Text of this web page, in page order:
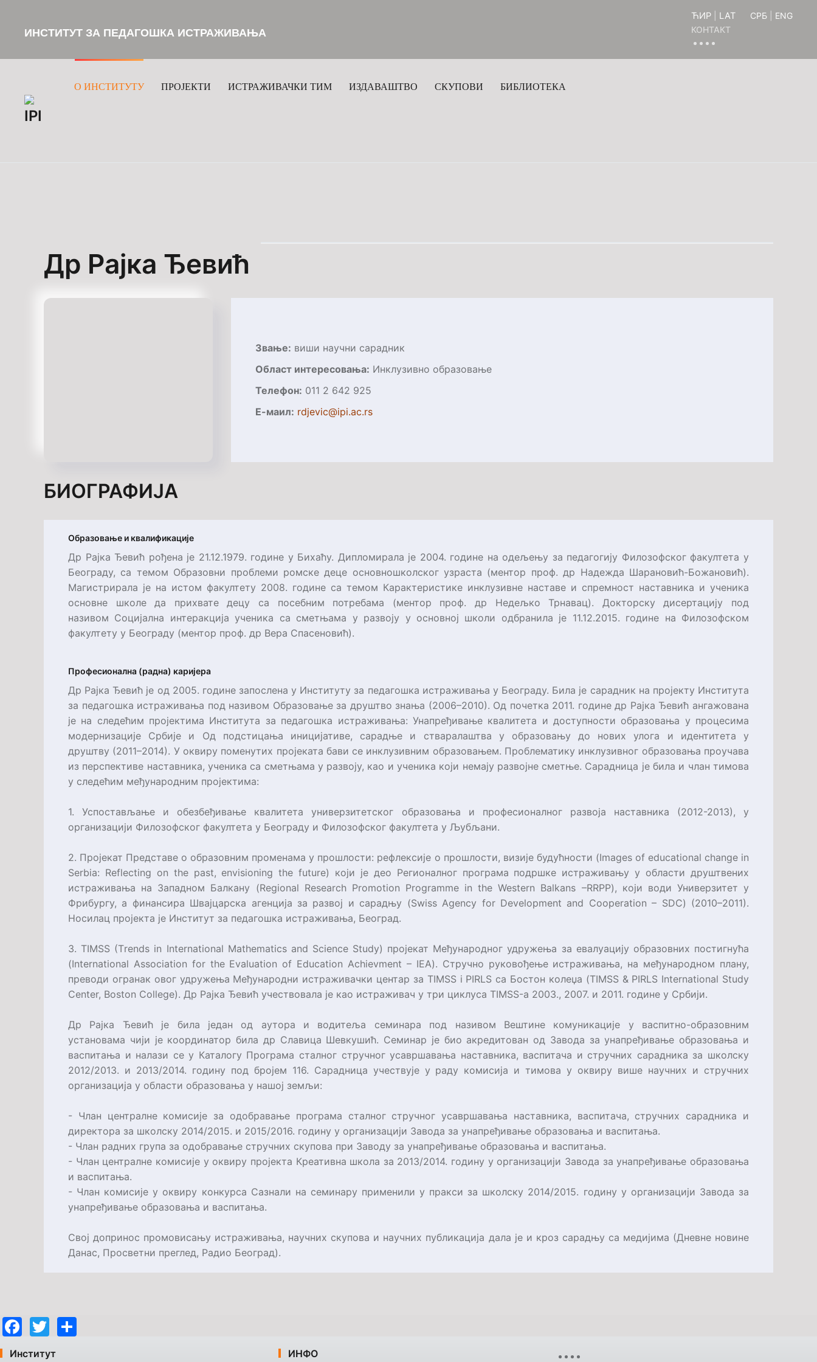
Skip to main content
ИНСТИТУТ ЗА ПЕДАГОШКА ИСТРАЖИВАЊА
ЋИР LAT СРБ
ENG
КОНТАКТ
О ИНСТИТУТУ ПРОЈЕКТИ ИСТРАЖИВАЧКИ ТИМ ИЗДАВАШТВО СКУПОВИ БИБЛИОТЕКА
Др Рајка Ђевић
Звање: виши научни сарадник
Oбласт интересовања: Инклузивно образовање
Телефон: 011 2 642 925
Е-маил: rdjevic@ipi.ac.rs
БИОГРАФИЈА
Образовање и квалификације
Др Рајка Ђевић рођена је 21.12.1979. године у Бихаћу. Дипломирала је 2004. године на одељењу за педагогију Филозофског факултета у
Београду, са темом Образовни проблеми ромске деце основношколског узраста (ментор проф. др Надежда Шарановић-Божановић).
Магистрирала је на истом факултету 2008. године са темом Карактеристике инклузивне наставе и спремност наставника и ученика
основне школе да прихвате децу са посебним потребама (ментор проф. др Недељко Трнавац). Докторску дисертацију под
називом Социјална интеракција ученика са сметњама у развоју у основној школи одбранила је 11.12.2015. године на Филозофском
факултету у Београду (ментор проф. др Вера Спасеновић).
Професионална (радна) каријера
Др Рајка Ђевић је од 2005. године запослена у Институту за педагошка истраживања у Београду. Била је сарадник на пројекту Института
за педагошка истраживања под називом Образовање за друштво знања (2006–2010). Од почетка 2011. године др Рајка Ђевић ангажована
је на следећим пројектима Института за педагошка истраживања: Унапређивање квалитета и доступности образовања у процесима
модернизације Србије и Од подстицања иницијативе, сарадње и стваралаштва у образовању до нових улога и идентитета у
друштву (2011–2014). У оквиру поменутих пројеката бави се инклузивним образовањем. Проблематику инклузивног образовања проучава
из перспективе наставника, ученика са сметњама у развоју, као и ученика који немају развојне сметње. Сарадница је била и члан тимова
у следећим међународним пројектима:
1. Успостављање и обезбеђивање квалитета универзитетског образовања и професионалног развоја наставника (2012-2013), у
организацији Филозофског факултета у Београду и Филозофског факултета у Љубљани.
2. Пројекат Представе о образовним променама у прошлости: рефлексије о прошлости, визије будућности (Images of educational change in
Serbia: Reflecting on the past, envisioning the future) који је део Регионалног програма подршке истраживању у области друштвених
истраживања на Западном Балкану (Regional Research Promotion Programme in the Western Balkans –RRPP), који води Универзитет у
Фрибургу, а финансира Швајцарска агенција за развој и сарадњу (Swiss Agency for Development and Cooperation – SDC) (2010–2011).
Носилац пројекта је Институт за педагошка истраживања, Београд.
3. TIMSS (Тrends in International Mathematics and Science Study) пројекат Међународног удружења за евалуацију образовних постигнућа
(International Association for the Evaluation of Education Achievment – IEA). Стручно руковођење истраживања, на међународном плану,
преводи огранак овог удружења Међународни истраживачки центар за TIMSS i PIRLS са Бостон колеџа (TIMSS & PIRLS International Study
Center, Boston College). Др Рајка Ђевић учествовала је као истраживач у три циклуса TIMSS-а 2003., 2007. и 2011. године у Србији.
Др Рајка Ђевић је била један од аутора и водитеља семинара под називом Вештине комуникације у васпитно-образовним
установама чији је координатор била др Славица Шевкушић. Семинар је био акредитован од Завода за унапређивање образовања и
васпитања и налази се у Каталогу Програма сталног стручног усавршавања наставника, васпитача и стручних сарадника за школску
2012/2013. и 2013/2014. годину под бројем 116. Сарадница учествује у раду комисија и тимова у оквиру више научних и стручних
организација у области образовања у нашој земљи:
- Члан централне комисије за одобравање програма сталног стручног усавршавања наставника, васпитача, стручних сарадника и
директора за школску 2014/2015. и 2015/2016. годину у организацији Завода за унапређивање образовања и васпитања.
- Члан радних група за одобравање стручних скупова при Заводу за унапређивање образовања и васпитања.
- Члан централне комисије у оквиру пројекта Креативна школа за 2013/2014. годину у организацији Завода за унапређивање образовања
и васпитања.
- Члан комисије у оквиру конкурса Сазнали на семинару применили у пракси за школску 2014/2015. годину у организацији Завода за
унапређивање образовања и васпитања.
Свој допринос промовисању истраживања, научних скупова и научних публикација дала је и кроз сарадњу са медијима (Дневне новине
Данас, Просветни преглед, Радио Београд).
Facebook
Twitter
Институт ИНФО